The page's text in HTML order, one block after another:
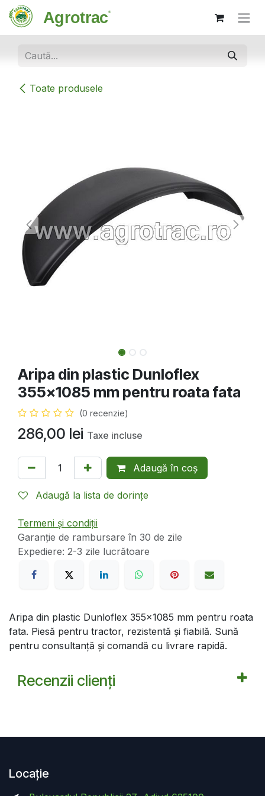
Sari la conținut
Toate produsele
Aripa din plastic Dunloflex
355x1085 mm pentru roata fata
(0 recenzie)
286,00 lei Taxe incluse
Adaugă în coș
Adaugă la lista de dorințe
Termeni și condiții
Garanție de rambursare în 30 de zile
Expediere: 2-3 zile lucrătoare
Aripa din plastic Dunloflex 355x1085 mm pentru roata
fata. Piesă pentru tractor, rezistentă și fiabilă. Sună
pentru consultanță și comandă cu livrare rapidă.
Recenzii clienți
Locație